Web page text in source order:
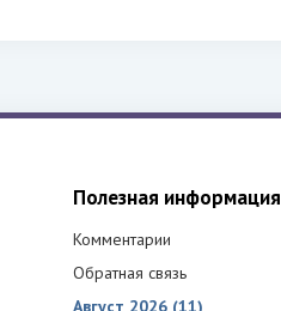
Полезная информация
Комментарии
Обратная связь
Август 2026 (11)